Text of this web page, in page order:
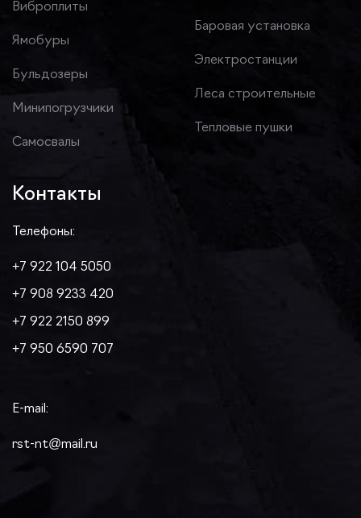
Виброплиты
Ямобуры
Бульдозеры
Минипогрузчики
Самосвалы
Баровая установка
Электростанции
Леса строительные
Тепловые пушки
Контакты
Телефоны:
+7 922 104 5050
+7 908 9233 420
+7 922 2150 899
+7 950 6590 707
E-mail:
rst-nt@mail.ru